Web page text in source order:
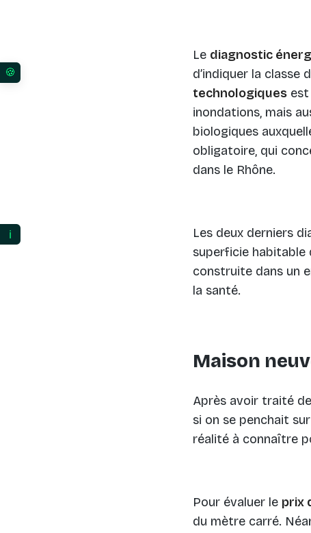
Le diagnostic
d’indiquer la classe
technologiques
inondations, mais
biologiques
obligatoire, qui
dans le Rhône.
Les deux derniers
superficie habitable
construite dans un
la santé.
Maison
Après avoir traité
si on se penchait
réalité à connaître
Pour évaluer le prix
du mètre carré.
ℹ️
Vos préférences en matière de consentement pour